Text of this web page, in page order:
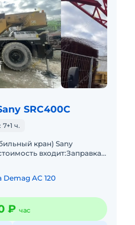
SRC400C
ч.
кран) Sany
входит:Заправка
и
AC 120
₽ час